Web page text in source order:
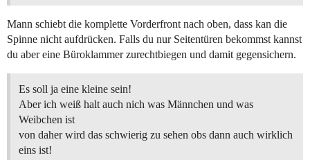
Mann schiebt die komplette Vorderfront nach oben, dass kan die
Spinne nicht aufdrücken. Falls du nur Seitentüren bekommst kannst
du aber eine Büroklammer zurechtbiegen und damit gegensichern.
Es soll ja eine kleine sein!
Aber ich weiß halt auch nich was Männchen und was
Weibchen ist
von daher wird das schwierig zu sehen obs dann auch wirklich
eins ist!